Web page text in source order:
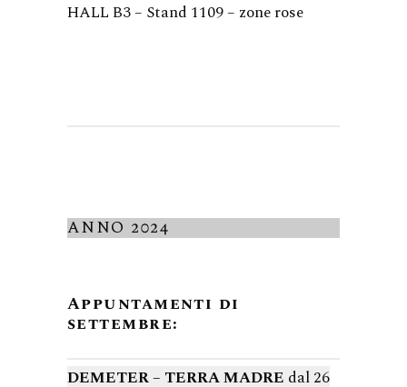
HALL B3 – Stand 1109 – zone rose
ANNO 2024
Appuntamenti di
settembre:
DEMETER – TERRA MADRE dal 26